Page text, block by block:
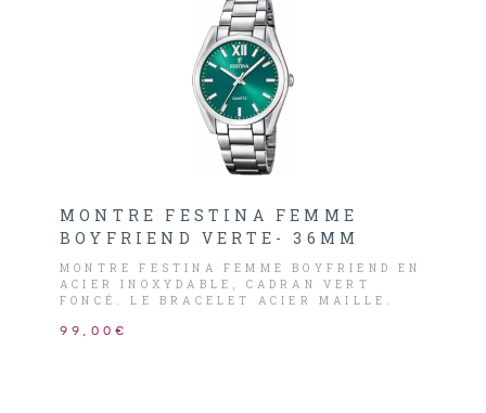
MONTRE FESTINA FEMME
BOYFRIEND VERTE- 36MM
MONTRE FESTINA FEMME BOYFRIEND EN
ACIER INOXYDABLE, CADRAN VERT
FONCÉ. LE BRACELET ACIER MAILLE.
99,00€